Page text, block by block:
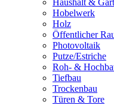
Haushalt &
Hobelwerk
Holz
Öffentlicher
Photovoltaik
Putze/Estriche
Roh- &
Tiefbau
Trockenbau
Türen & Tore